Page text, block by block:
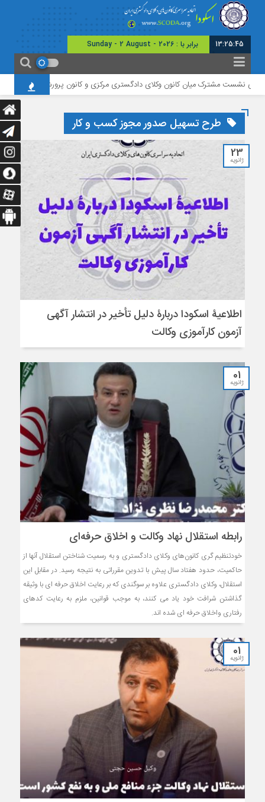
13:25:46 برابر با : Sunday - 2 August - 2026
نشست مشترک میان کانون وکلای دادگستری مرکزی و کانون پرورش فکری استان
طرح تسهیل صدور مجوز کسب و کار
23
ژانویه
اطلاعیۀ اسکودا دربارۀ دلیل تأخیر در انتشار آگهی
آزمون کارآموزی وکالت
01
ژانویه
رابطه استقلال نهاد وکالت و اخلاق حرفه‌ای
خودتنظیم گری کانون‌های وکلای دادگستری و به رسمیت شناختن استقلال آنها از
حاکمیت، حدود هفتاد سال پیش با تدوین مقرراتی به نتیجه رسید. در مقابل این
استقلال، وکلای دادگستری علاوه بر سوگندی که بر رعایت اخلاق حرفه ای با وثیقه
گذاشتن شرافت خود یاد می کنند، به موجب قوانین، ملزم به رعایت کدهای
رفتاری واخلاق حرفه ای شده اند.
01
ژانویه